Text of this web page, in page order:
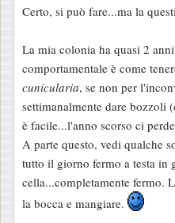
o
Certo, si può fare...ma la
La mia colonia ha quasi 2
comportamentale è come
cunicularia, se non per
settimanalmente dare bozzoli
è facile...l'anno scorso ci
A parte questo, vedi qualche
tutto il giorno fermo a testa in
cella...completamente fermo.
la bocca e mangiare.